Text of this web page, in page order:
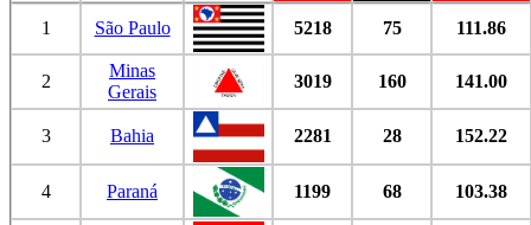
1 São Paulo 5218 75 111.86
2
Minas
Gerais
3019 160 141.00
3 Bahia 2281 28 152.22
4 Paraná 1199 68 103.38